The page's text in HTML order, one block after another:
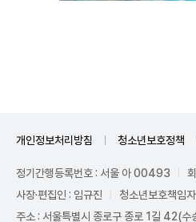
개인정보처리방침 청소년보호정책
정기간행등록번호 : 서울 아 00493
사장·편집인 : 임규진
청소년보호책임
주소 : 서울특별시 종로구 종로 1길 42(